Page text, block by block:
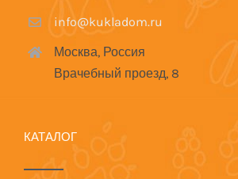
info@kukladom.ru
Москва, Россия
Врачебный проезд, 8
КАТАЛОГ